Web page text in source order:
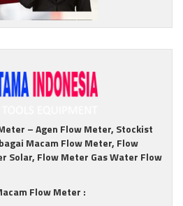
– Agen Flow Meter, Stockist
Macam Flow Meter, Flow
Solar, Flow Meter Gas Water Flow
Flow Meter :